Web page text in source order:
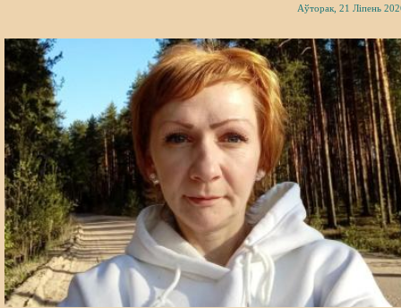
Аўторак, 21 Ліпень